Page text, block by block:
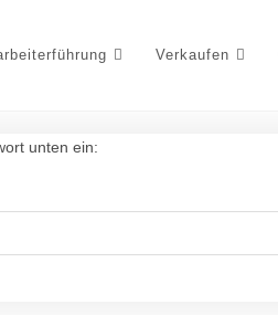
Verkaufen
unten ein: